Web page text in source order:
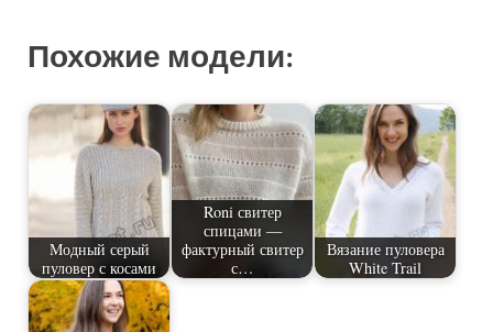
Похожие модели:
Модный серый
пуловер с косами
Roni свитер
спицами —
фактурный свитер
с…
Вязание пуловера
White Trail